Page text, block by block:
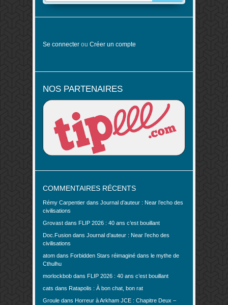
Se connecter ou Créer un compte
NOS PARTENAIRES
COMMENTAIRES RÉCENTS
Rémy Carpentier dans Journal d’auteur : Near l’echo des
civilisations
Grovast dans FLIP 2026 : 40 ans c’est bouillant
Doc.Fusion dans Journal d’auteur : Near l’echo des
civilisations
atom dans Forbidden Stars réimaginé dans le mythe de
Cthulhu
morlockbob dans FLIP 2026 : 40 ans c’est bouillant
cats dans Ratapolis : À bon chat, bon rat
Groule dans Horreur à Arkham JCE : Chapitre Deux –